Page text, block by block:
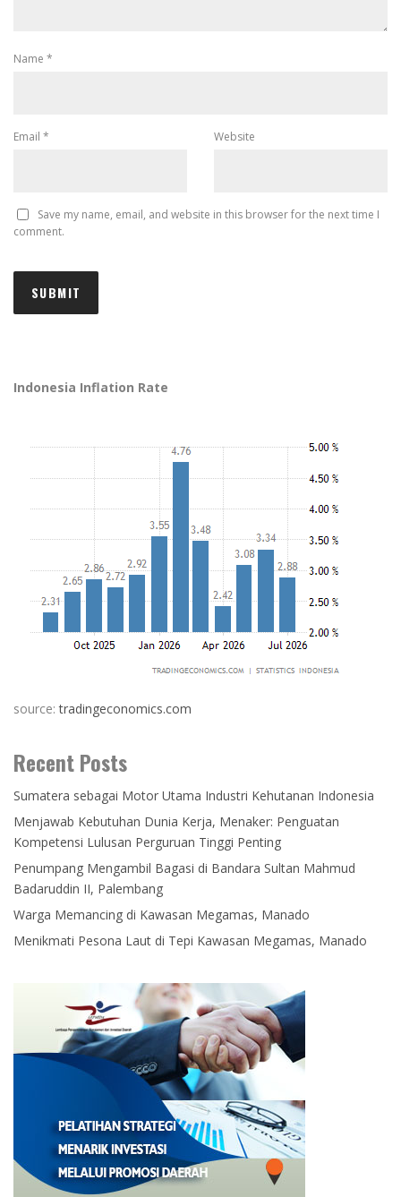
Name *
Email * Website
Save my name, email, and website in this browser for the next time I
comment.
Indonesia Inflation Rate
source:tradingeconomics.com
Recent Posts
Sumatera sebagai Motor Utama Industri Kehutanan Indonesia
Menjawab Kebutuhan Dunia Kerja, Menaker: Penguatan
Kompetensi Lulusan Perguruan Tinggi Penting
Penumpang Mengambil Bagasi di Bandara Sultan Mahmud
Badaruddin II, Palembang
Warga Memancing di Kawasan Megamas, Manado
Menikmati Pesona Laut di Tepi Kawasan Megamas, Manado